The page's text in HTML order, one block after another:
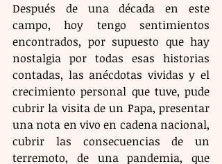
Después de una década en este
campo, hoy tengo sentimientos
encontrados, por supuesto que hay
nostalgia por todas esas historias
contadas, las anécdotas vividas y el
crecimiento personal que tuve, pude
cubrir la visita de un Papa, presentar
una nota en vivo en cadena nacional,
cubrir las consecuencias de un
terremoto, de una pandemia, que